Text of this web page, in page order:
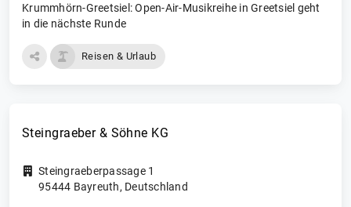
Krummhörn-Greetsiel: Open-Air-Musikreihe in Greetsiel geht
in die nächste Runde
Reisen & Urlaub
Steingraeber & Söhne KG
Steingraeberpassage 1
95444 Bayreuth, Deutschland